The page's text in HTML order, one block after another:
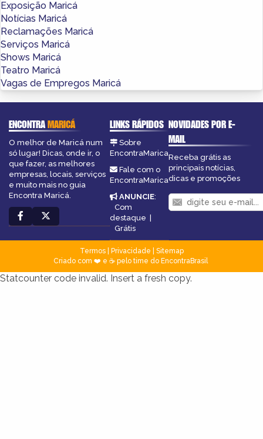
Exposição Maricá
Notícias Maricá
Reclamações Maricá
Serviços Maricá
Shows Maricá
Teatro Maricá
Vagas de Empregos Maricá
ENCONTRAMARICÁ
O melhor de Maricá num
só lugar! Dicas, onde ir, o
que fazer, as melhores
empresas, locais, serviços
e muito mais no guia
Encontra Maricá.
LINKS RÁPIDOS
Sobre
EncontraMarica
Fale com o
EncontraMarica
ANUNCIE:
Com
destaque
Grátis
NOVIDADES POR E-
MAIL
Receba grátis as
principais notícias,
dicas e promoções
Termos| Privacidade
Sitemap
Criado com ❤️ e ☕ pelo time do EncontraBrasil
Statcounter code invalid. Insert a fresh copy.